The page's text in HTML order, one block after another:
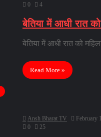
0
4
बेतिया में आधी रात
बेतिया में आधी रात को
Read More »
Ansh Bharat TV
February
0
25